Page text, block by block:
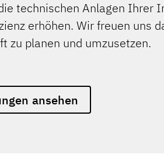
technischen Anlagen Ihrer
erhöhen. Wir freuen uns
zu planen und umzusetzen.
ansehen